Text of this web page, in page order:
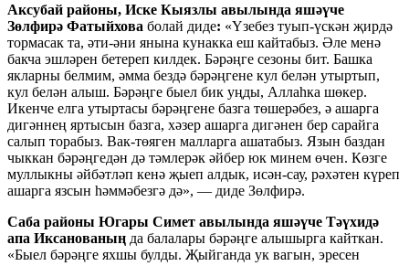
Аксубай районы, Иске Кыязлы авылында яшәүче
Зөлфирә Фатыйхова болай диде: «Үзебез туып-үскән җирдә
тормасак та, әти-әни янына кунакка еш кайтабыз. Әле менә
бакча эшләрен бетереп килдек. Бәрәңге сезоны бит. Башка
якларны белмим, әмма бездә бәрәңгене кул белән утыртып,
кул белән алыш. Бәрәңге быел бик уңды, Аллаһка шөкер.
Икенче елга утыртасы бәрәңгене базга төшерәбез, ә ашарга
дигәннең яртысын базга, хәзер ашарга дигәнен бер сарайга
салып торабыз. Вак-төяген малларга ашатабыз. Язын баздан
чыккан бәрәңгедән дә тәмлерәк әйбер юк минем өчен. Көзге
муллыкны әйбәтләп кенә җыеп алдык, исән-сау, рәхәтен күреп
ашарга язсын һәммәбезгә дә», — диде Зөлфирә.
Саба районы Югары Симет авылында яшәүче Тәүхидә
апа Иксанованың да балалары бәрәңге алышырга кайткан.
«Быел бәрәңге яхшы булды. Җыйганда ук вагын, эресен